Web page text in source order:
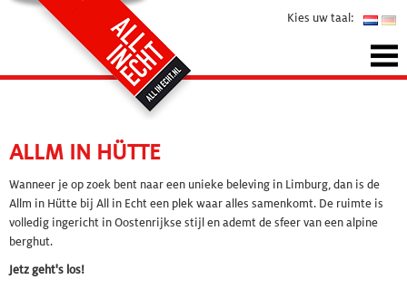
Kies uw taal:
ALLM IN HÜTTE
Wanneer je op zoek bent naar een unieke beleving in Limburg, dan is de
Allm in Hütte bij All in Echt een plek waar alles samenkomt. De ruimte is
volledig ingericht in Oostenrijkse stijl en ademt de sfeer van een alpine
berghut.
Jetz geht's los!